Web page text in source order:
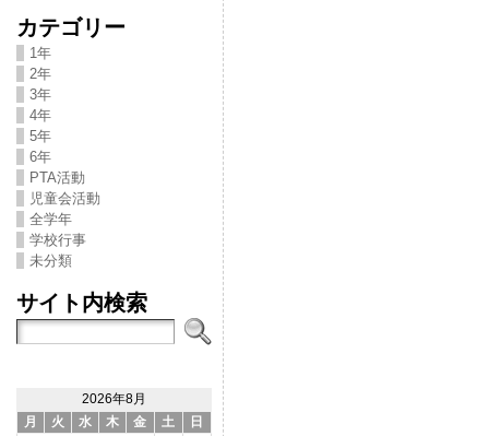
カテゴリー
1年
2年
3年
4年
5年
6年
PTA活動
児童会活動
全学年
学校行事
未分類
サイト内検索
2026年8月
月
火 水 木 金 土 日